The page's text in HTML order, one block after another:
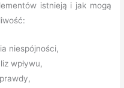
istnieją i jak mogą
niespójności,
wpływu,